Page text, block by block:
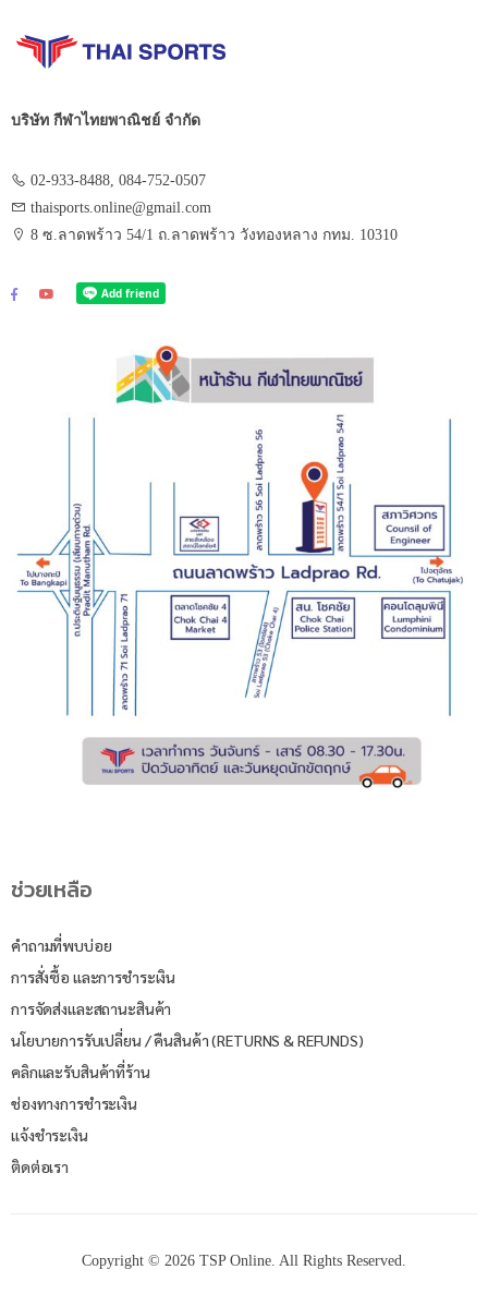
บริษัท กีฬาไทยพาณิชย์ จำกัด
02-933-8488, 084-752-0507
thaisports.online@gmail.com
8 ซ.ลาดพร้าว 54/1 ถ.ลาดพร้าว วังทองหลาง กทม. 10310
ช่วยเหลือ
คำถามที่พบบ่อย
การสั่งซื้อ และการชำระเงิน
การจัดส่งและสถานะสินค้า
นโยบายการรับเปลี่ยน / คืนสินค้า (RETURNS & REFUNDS)
คลิกและรับสินค้าที่ร้าน
ช่องทางการชำระเงิน
แจ้งชำระเงิน
ติดต่อเรา
Copyright © 2026 TSP Online. All Rights Reserved.